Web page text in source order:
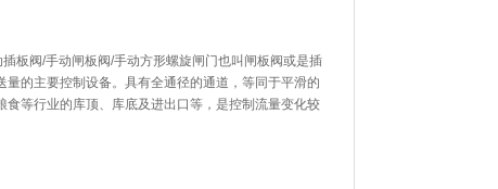
板阀/手动闸板阀/手动方形螺旋闸门也叫闸板阀或是插
的主要控制设备。具有全通径的通道，等同于平滑的
等行业的库顶、库底及进出口等，是控制流量变化较